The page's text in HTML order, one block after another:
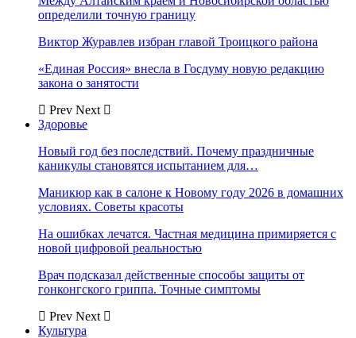
определили точную границу
Виктор Журавлев избран главой Троицкого района
«Единая Россия» внесла в Госдуму новую редакцию
закона о занятости
Prev Next
Здоровье
Новый год без последствий. Почему праздничные
каникулы становятся испытанием для…
Маникюр как в салоне к Новому году 2026 в домашних
условиях. Советы красоты
На ошибках лечатся. Частная медицина примиряется с
новой цифровой реальностью
Врач подсказал действенные способы защиты от
гонконгского гриппа. Точные симптомы
Prev Next
Культура